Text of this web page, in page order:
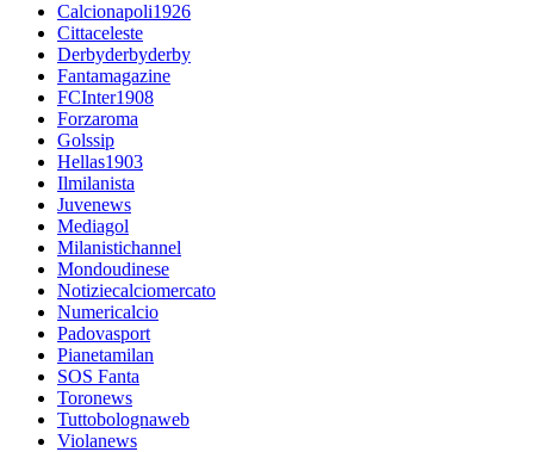
Calcionapoli1926
Cittaceleste
Derbyderbyderby
Fantamagazine
FCInter1908
Forzaroma
Golssip
Hellas1903
Ilmilanista
Juvenews
Mediagol
Milanistichannel
Mondoudinese
Notiziecalciomercato
Numericalcio
Padovasport
Pianetamilan
SOS Fanta
Toronews
Tuttobolognaweb
Violanews